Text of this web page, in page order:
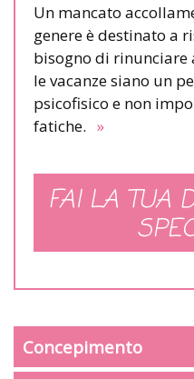
Un mancato
genere è destinato a
bisogno di rinunciare
le vacanze siano un
psicofisico e non
fatiche. »
FAI LA TUA
Concepimento